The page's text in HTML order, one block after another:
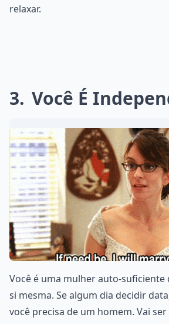
relaxar.
3 Você É
Você é uma mulher auto-suficiente
si mesma. Se algum dia decidir
você precisa de um homem. Vai